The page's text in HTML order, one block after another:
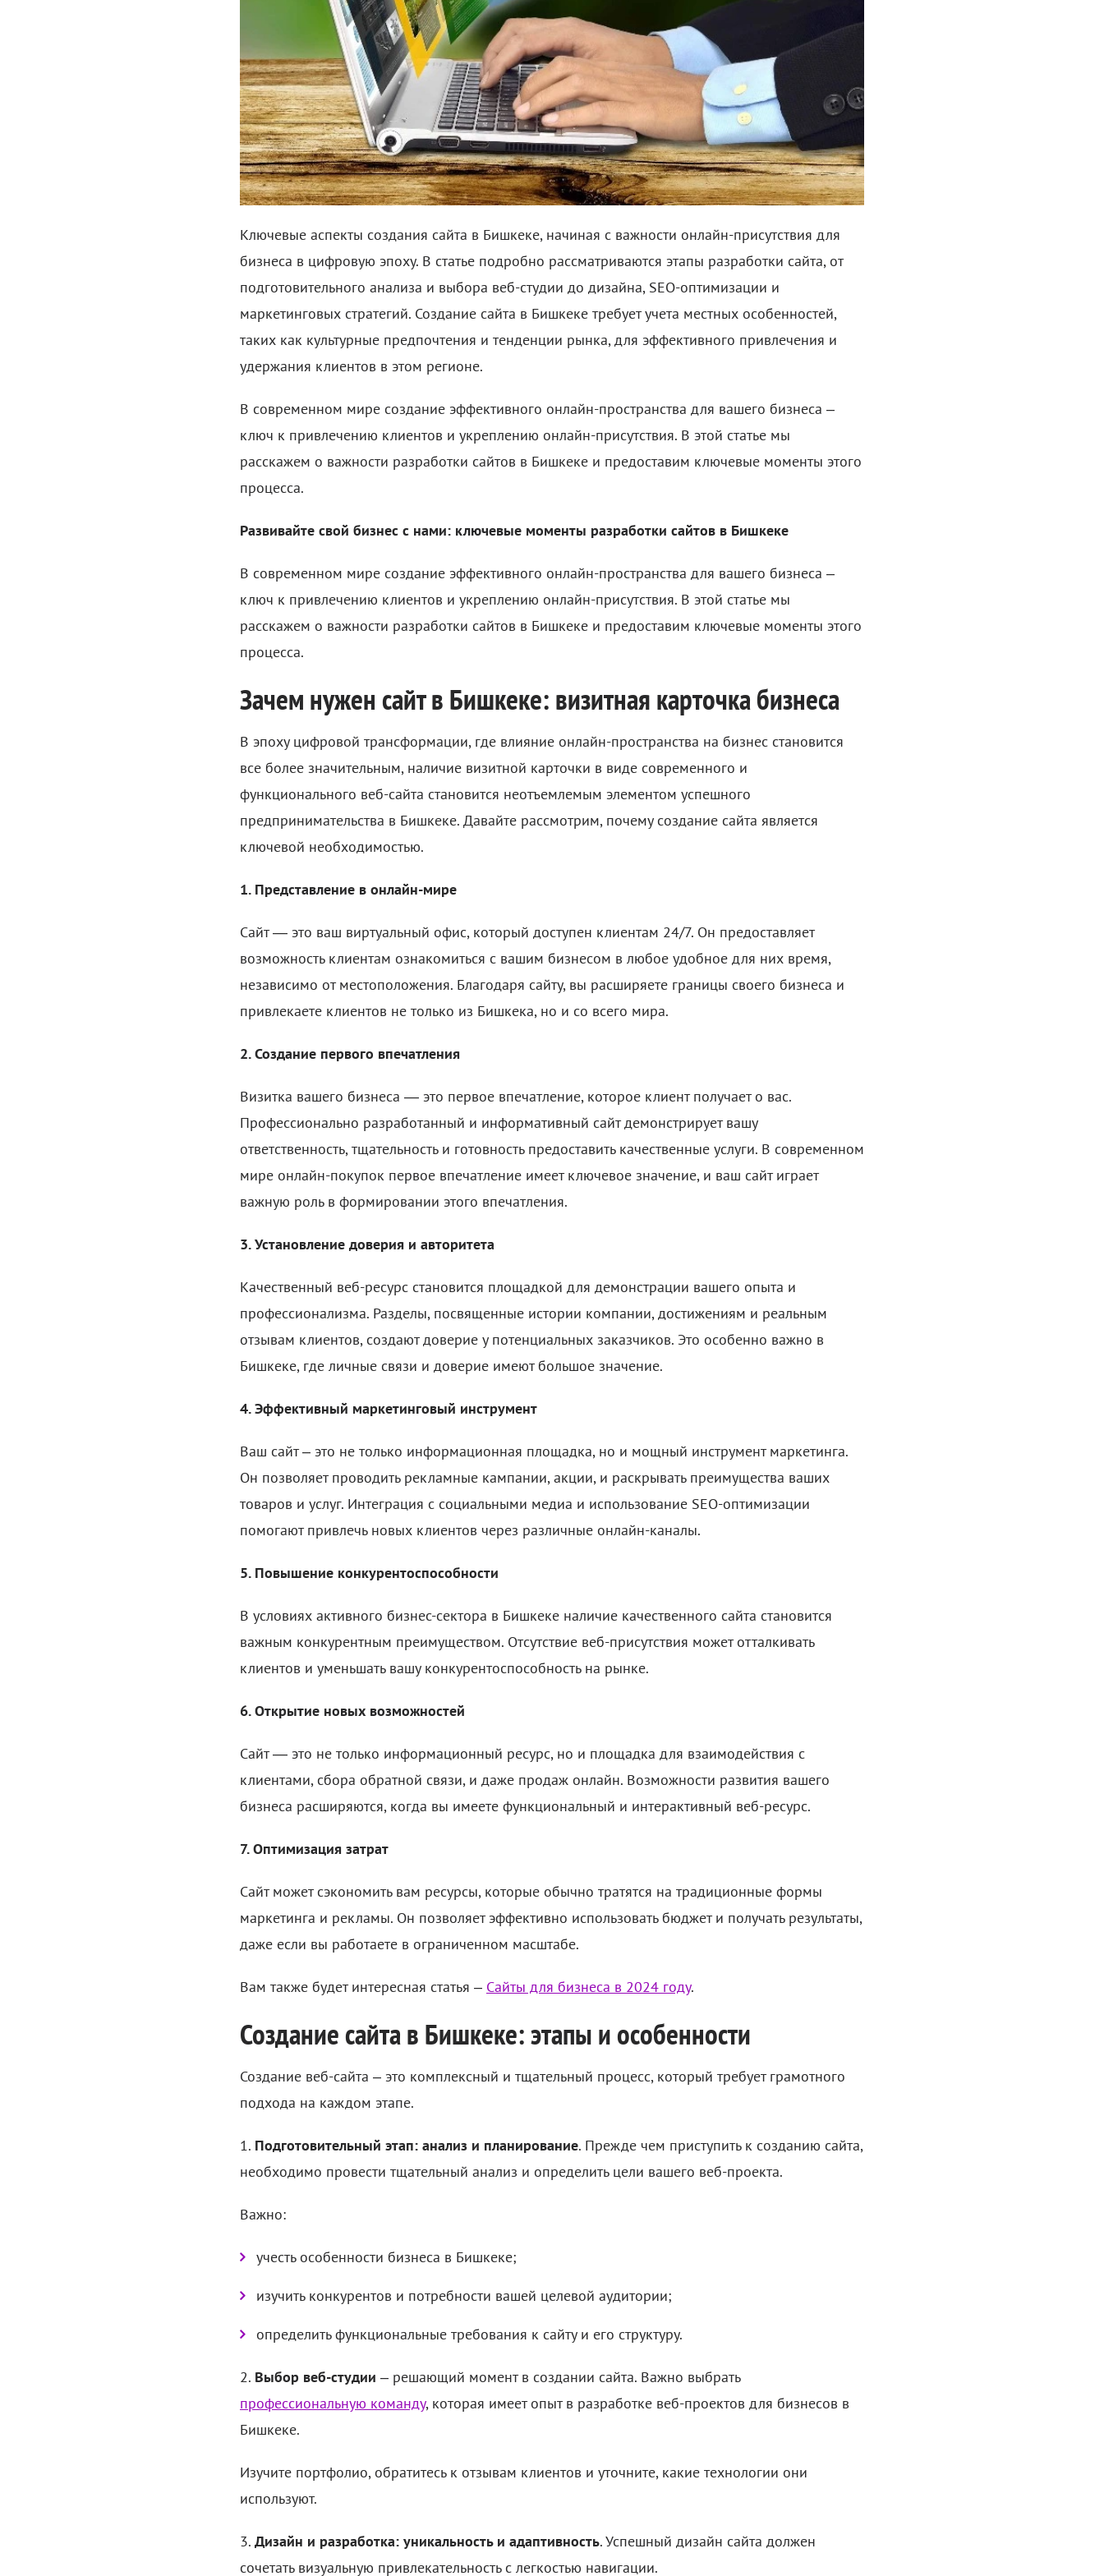
Ключевые аспекты создания сайта в Бишкеке, начиная с важности онлайн-присутствия для
бизнеса в цифровую эпоху. В статье подробно рассматриваются этапы разработки сайта, от
подготовительного анализа и выбора веб-студии до дизайна, SEO-оптимизации и
маркетинговых стратегий. Создание сайта в Бишкеке требует учета местных особенностей,
таких как культурные предпочтения и тенденции рынка, для эффективного привлечения и
удержания клиентов в этом регионе.
В современном мире создание эффективного онлайн-пространства для вашего бизнеса –
ключ к привлечению клиентов и укреплению онлайн-присутствия. В этой статье мы
расскажем о важности разработки сайтов в Бишкеке и предоставим ключевые моменты этого
процесса.
Развивайте свой бизнес с нами: ключевые моменты разработки сайтов в Бишкеке
В современном мире создание эффективного онлайн-пространства для вашего бизнеса –
ключ к привлечению клиентов и укреплению онлайн-присутствия. В этой статье мы
расскажем о важности разработки сайтов в Бишкеке и предоставим ключевые моменты этого
процесса.
Зачем нужен сайт в Бишкеке: визитная карточка бизнеса
В эпоху цифровой трансформации, где влияние онлайн-пространства на бизнес становится
все более значительным, наличие визитной карточки в виде современного и
функционального веб-сайта становится неотъемлемым элементом успешного
предпринимательства в Бишкеке. Давайте рассмотрим, почему создание сайта является
ключевой необходимостью.
1. Представление в онлайн-мире
Сайт — это ваш виртуальный офис, который доступен клиентам 24/7. Он предоставляет
возможность клиентам ознакомиться с вашим бизнесом в любое удобное для них время,
независимо от местоположения. Благодаря сайту, вы расширяете границы своего бизнеса и
привлекаете клиентов не только из Бишкека, но и со всего мира.
2. Создание первого впечатления
Визитка вашего бизнеса — это первое впечатление, которое клиент получает о вас.
Профессионально разработанный и информативный сайт демонстрирует вашу
ответственность, тщательность и готовность предоставить качественные услуги. В современном
мире онлайн-покупок первое впечатление имеет ключевое значение, и ваш сайт играет
важную роль в формировании этого впечатления.
3. Установление доверия и авторитета
Качественный веб-ресурс становится площадкой для демонстрации вашего опыта и
профессионализма. Разделы, посвященные истории компании, достижениям и реальным
отзывам клиентов, создают доверие у потенциальных заказчиков. Это особенно важно в
Бишкеке, где личные связи и доверие имеют большое значение.
4. Эффективный маркетинговый инструмент
Ваш сайт – это не только информационная площадка, но и мощный инструмент маркетинга.
Он позволяет проводить рекламные кампании, акции, и раскрывать преимущества ваших
товаров и услуг. Интеграция с социальными медиа и использование SEO-оптимизации
помогают привлечь новых клиентов через различные онлайн-каналы.
5. Повышение конкурентоспособности
В условиях активного бизнес-сектора в Бишкеке наличие качественного сайта становится
важным конкурентным преимуществом. Отсутствие веб-присутствия может отталкивать
клиентов и уменьшать вашу конкурентоспособность на рынке.
6. Открытие новых возможностей
Сайт — это не только информационный ресурс, но и площадка для взаимодействия с
клиентами, сбора обратной связи, и даже продаж онлайн. Возможности развития вашего
бизнеса расширяются, когда вы имеете функциональный и интерактивный веб-ресурс.
7. Оптимизация затрат
Сайт может сэкономить вам ресурсы, которые обычно тратятся на традиционные формы
маркетинга и рекламы. Он позволяет эффективно использовать бюджет и получать результаты,
даже если вы работаете в ограниченном масштабе.
Вам также будет интересная статья – Сайты для бизнеса в 2024 году.
Создание сайта в Бишкеке: этапы и особенности
Создание веб-сайта – это комплексный и тщательный процесс, который требует грамотного
подхода на каждом этапе.
1. Подготовительный этап: анализ и планирование. Прежде чем приступить к созданию сайта,
необходимо провести тщательный анализ и определить цели вашего веб-проекта.
Важно:
учесть особенности бизнеса в Бишкеке;
изучить конкурентов и потребности вашей целевой аудитории;
определить функциональные требования к сайту и его структуру.
2. Выбор веб-студии – решающий момент в создании сайта. Важно выбрать
профессиональную команду, которая имеет опыт в разработке веб-проектов для бизнесов в
Бишкеке.
Изучите портфолио, обратитесь к отзывам клиентов и уточните, какие технологии они
используют.
3. Дизайн и разработка: уникальность и адаптивность. Успешный дизайн сайта должен
сочетать визуальную привлекательность с легкостью навигации.